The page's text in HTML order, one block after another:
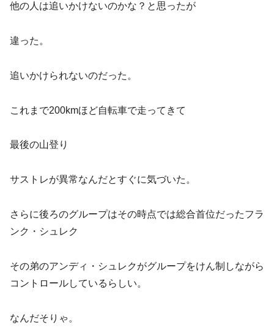
他の人は追いかけないのかな？と思ったが
違った。
追いかけられないのだった。
これまで200kmほど自転車で走ってきて
最後の山登り
サストレが異常なんだとすぐに気づいた。
さらに後ろのグループはその時点では総合首位だったフラ
ンク・シュレク
その弟のアンディ・シュレクがグループをけん制しながら
コントロールしているらしい。
なんだそりゃ。